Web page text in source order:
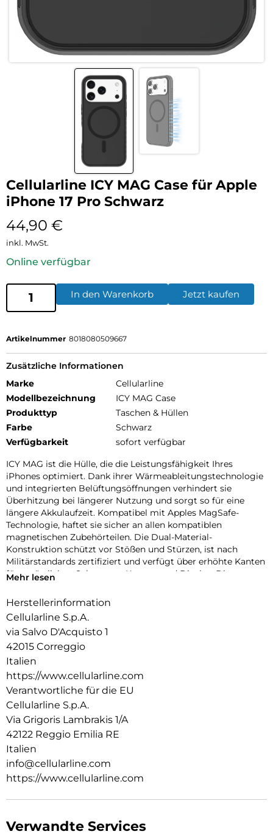
Cellularline ICY MAG Case für Apple
iPhone 17 Pro Schwarz
44,90 €
inkl. MwSt.
Online verfügbar
In den Warenkorb Jetzt kaufen
Artikelnummer 8018080509667
Zusätzliche Informationen
Marke
Cellularline
Modellbezeichnung
ICY MAG Case
Produkttyp
Taschen & Hüllen
Farbe
Schwarz
Verfügbarkeit
sofort verfügbar
ICY MAG ist die Hülle, die die Leistungsfähigkeit Ihres
iPhones optimiert. Dank ihrer Wärmeableitungstechnologie
und integrierten Belüftungsöffnungen verhindert sie
Überhitzung bei längerer Nutzung und sorgt so für eine
längere Akkulaufzeit. Kompatibel mit Apples MagSafe-
Technologie, haftet sie sicher an allen kompatiblen
magnetischen Zubehörteilen. Die Dual-Material-
Konstruktion schützt vor Stößen und Stürzen, ist nach
Militärstandards zertifiziert und verfügt über erhöhte Kanten
für zusätzlichen Schutz von Kamera und Display. Die
Recyclingmaterial machen ICY MAG zu einer sicheren und
Mehr lesen
Herstellerinformation
Cellularline S.p.A.
via Salvo D'Acquisto 1
42015 Correggio
Italien
https://www.cellularline.com
Verantwortliche für die EU
Cellularline S.p.A.
Via Grigoris Lambrakis 1/A
42122 Reggio Emilia RE
Italien
info@cellularline.com
https://www.cellularline.com
Verwandte Services